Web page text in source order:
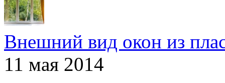
Внешний вид окон из
11 мая 2014